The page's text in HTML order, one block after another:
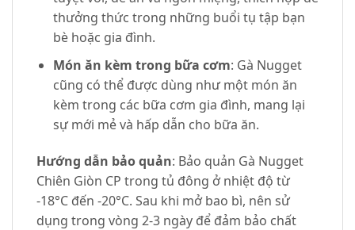
thưởng thức trong những buổi tụ tập bạn
bè hoặc gia đình.
Món ăn kèm trong bữa cơm: Gà Nugget
cũng có thể được dùng như một món ăn
kèm trong các bữa cơm gia đình, mang lại
sự mới mẻ và hấp dẫn cho bữa ăn.
Hướng dẫn bảo quản: Bảo quản Gà Nugget
Chiên Giòn CP trong tủ đông ở nhiệt độ từ
-18°C đến -20°C. Sau khi mở bao bì, nên sử
dụng trong vòng 2-3 ngày để đảm bảo chất